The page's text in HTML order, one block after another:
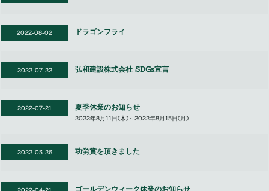
2022-08-02 ドラゴンフライ
2022-07-22 弘和建設株式会社 SDGs宣言
2022-07-21 夏季休業のお知らせ
2022年8月11日(木)～2022年8月15日(月)
2022-05-26 功労賞を頂きました
ゴールデンウィーク休業のお知らせ